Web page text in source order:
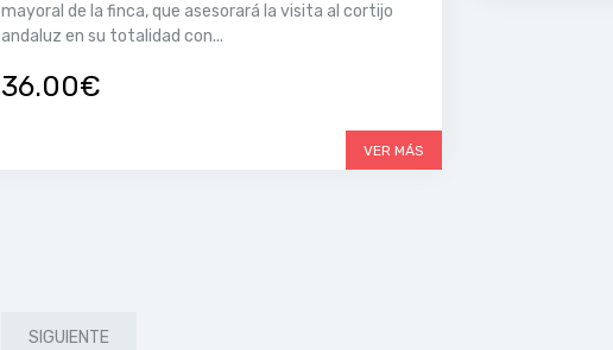
mayoral de la finca, que asesorará la visita al cortijo
andaluz en su totalidad con...
36.00€
VER MÁS
SIGUIENTE